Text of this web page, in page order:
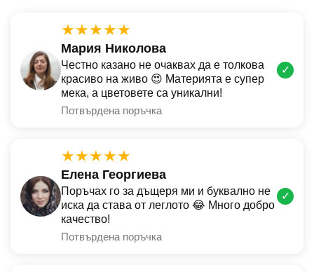
★★★★★
Мария Николова
Честно казано не очаквах да е толкова
красиво на живо 😍 Материята е супер
мека, а цветовете са уникални!
Потвърдена поръчка
✓
★★★★★
Елена Георгиева
Поръчах го за дъщеря ми и буквално не
иска да става от леглото 😂 Много добро
качество!
Потвърдена поръчка
✓